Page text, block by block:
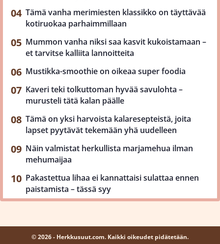
Tämä vanha merimiesten klassikko on täyttävää
kotiruokaa parhaimmillaan
Mummon vanha niksi saa kasvit kukoistamaan –
et tarvitse kalliita lannoitteita
Mustikka-smoothie on oikeaa super foodia
Kaveri teki tolkuttoman hyvää savulohta –
murusteli tätä kalan päälle
Tämä on yksi harvoista kalaresepteistä, joita
lapset pyytävät tekemään yhä uudelleen
Näin valmistat herkullista marjamehua ilman
mehumaijaa
Pakastettua lihaa ei kannattaisi sulattaa ennen
paistamista – tässä syy
© 2026 - Herkkusuut.com. Kaikki oikeudet pidätetään.